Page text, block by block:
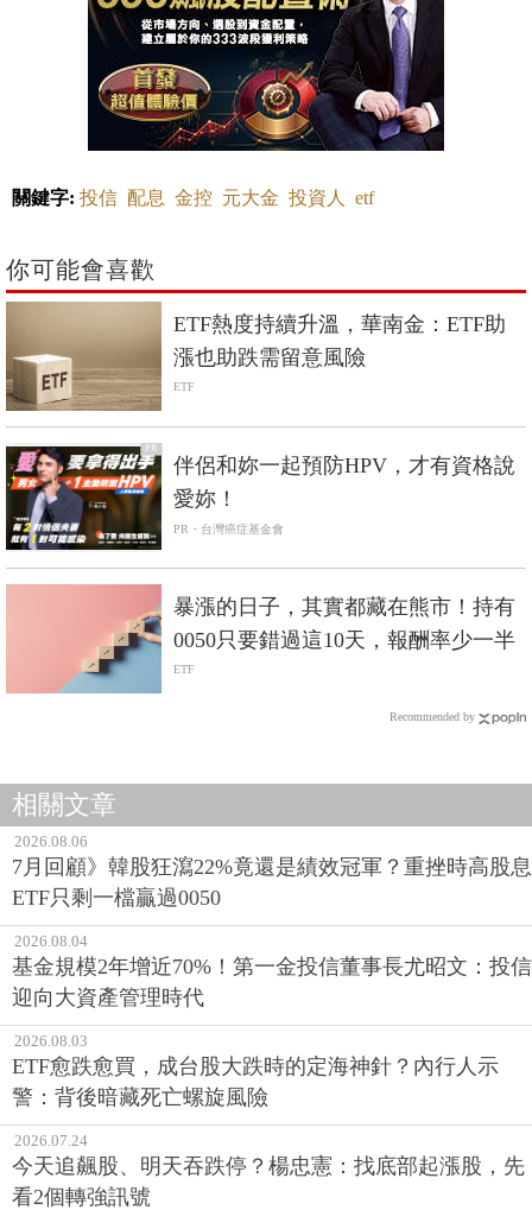
關鍵字: 投信 配息 金控 元大金 投資人 etf
你可能會喜歡
ETF熱度持續升溫，華南金：ETF助
漲也助跌需留意風險
ETF
PR
伴侶和妳一起預防HPV，才有資格說
愛妳！
PR・台灣癌症基金會
暴漲的日子，其實都藏在熊市！持有
0050只要錯過這10天，報酬率少一半
ETF
Recommended by
相關文章
2026.08.06
7月回顧》韓股狂瀉22%竟還是績效冠軍？重挫時高股息
ETF只剩一檔贏過0050
2026.08.04
基金規模2年增近70%！第一金投信董事長尤昭文：投信
迎向大資產管理時代
2026.08.03
ETF愈跌愈買，成台股大跌時的定海神針？內行人示
警：背後暗藏死亡螺旋風險
2026.07.24
今天追飆股、明天吞跌停？楊忠憲：找底部起漲股，先
看2個轉強訊號